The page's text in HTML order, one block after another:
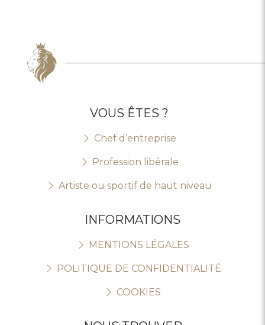
VOUS ÊTES ?
Chef d’entreprise
Profession libérale
Artiste ou sportif de haut niveau
INFORMATIONS
MENTIONS LÉGALES
POLITIQUE DE CONFIDENTIALITÉ
COOKIES